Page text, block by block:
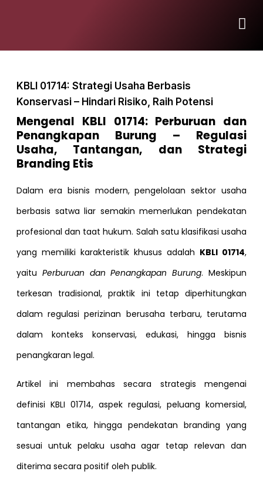
KBLI 01714: Strategi Usaha Berbasis
Konservasi – Hindari Risiko, Raih Potensi
Mengenal KBLI 01714: Perburuan dan
Penangkapan Burung – Regulasi
Usaha, Tantangan, dan Strategi
Branding Etis
Dalam era bisnis modern, pengelolaan sektor usaha
berbasis satwa liar semakin memerlukan pendekatan
profesional dan taat hukum. Salah satu klasifikasi usaha
yang memiliki karakteristik khusus adalah KBLI 01714,
yaitu Perburuan dan Penangkapan Burung. Meskipun
terkesan tradisional, praktik ini tetap diperhitungkan
dalam regulasi perizinan berusaha terbaru, terutama
dalam konteks konservasi, edukasi, hingga bisnis
penangkaran legal.
Artikel ini membahas secara strategis mengenai
definisi KBLI 01714, aspek regulasi, peluang komersial,
tantangan etika, hingga pendekatan branding yang
sesuai untuk pelaku usaha agar tetap relevan dan
diterima secara positif oleh publik.